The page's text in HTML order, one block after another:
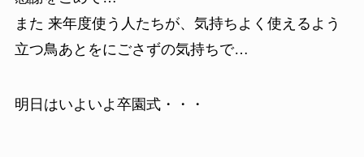
また 来年度使う人たちが、気持ちよく使えるよう
立つ鳥あとをにごさずの気持ちで…
明日はいよいよ卒園式・・・